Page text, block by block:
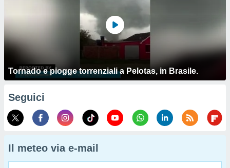
Tornado e piogge torrenziali a Pelotas, in Brasile.
Seguici
Il meteo via e-mail